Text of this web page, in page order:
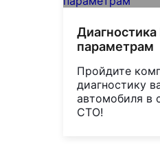
Диагностика
параметрам
Пройдите
диагностику
автомобиля в
СТО!